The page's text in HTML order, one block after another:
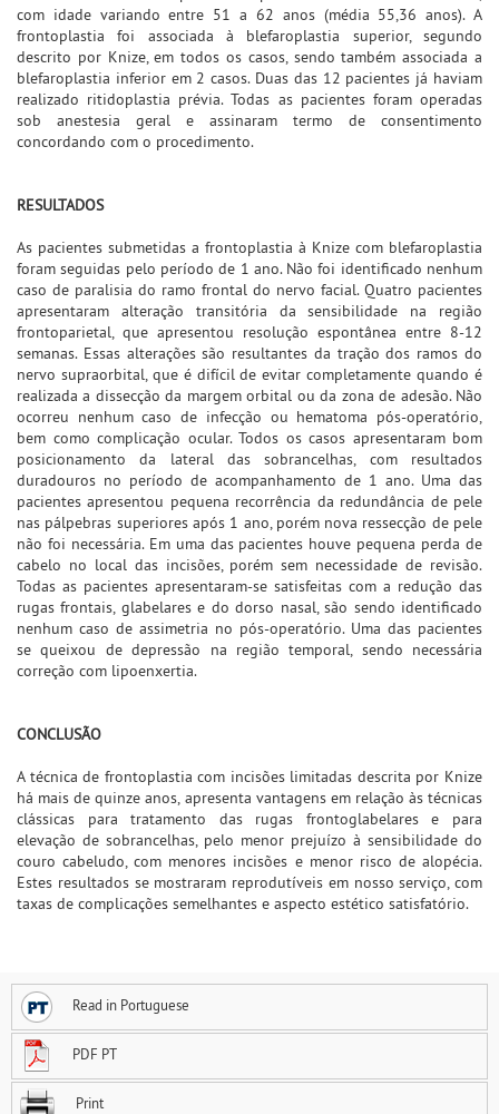
com idade variando entre 51 a 62 anos (média 55,36 anos). A
frontoplastia foi associada à blefaroplastia superior, segundo
descrito por Knize, em todos os casos, sendo também associada a
blefaroplastia inferior em 2 casos. Duas das 12 pacientes já haviam
realizado ritidoplastia prévia. Todas as pacientes foram operadas
sob anestesia geral e assinaram termo de consentimento
concordando com o procedimento.
RESULTADOS
As pacientes submetidas a frontoplastia à Knize com blefaroplastia
foram seguidas pelo período de 1 ano. Não foi identificado nenhum
caso de paralisia do ramo frontal do nervo facial. Quatro pacientes
apresentaram alteração transitória da sensibilidade na região
frontoparietal, que apresentou resolução espontânea entre 8-12
semanas. Essas alterações são resultantes da tração dos ramos do
nervo supraorbital, que é difícil de evitar completamente quando é
realizada a dissecção da margem orbital ou da zona de adesão. Não
ocorreu nenhum caso de infecção ou hematoma pós-operatório,
bem como complicação ocular. Todos os casos apresentaram bom
posicionamento da lateral das sobrancelhas, com resultados
duradouros no período de acompanhamento de 1 ano. Uma das
pacientes apresentou pequena recorrência da redundância de pele
nas pálpebras superiores após 1 ano, porém nova ressecção de pele
não foi necessária. Em uma das pacientes houve pequena perda de
cabelo no local das incisões, porém sem necessidade de revisão.
Todas as pacientes apresentaram-se satisfeitas com a redução das
rugas frontais, glabelares e do dorso nasal, são sendo identificado
nenhum caso de assimetria no pós-operatório. Uma das pacientes
se queixou de depressão na região temporal, sendo necessária
correção com lipoenxertia.
CONCLUSÃO
A técnica de frontoplastia com incisões limitadas descrita por Knize
há mais de quinze anos, apresenta vantagens em relação às técnicas
clássicas para tratamento das rugas frontoglabelares e para
elevação de sobrancelhas, pelo menor prejuízo à sensibilidade do
couro cabeludo, com menores incisões e menor risco de alopécia.
Estes resultados se mostraram reprodutíveis em nosso serviço, com
taxas de complicações semelhantes e aspecto estético satisfatório.
Read in Portuguese
PDF PT
Print